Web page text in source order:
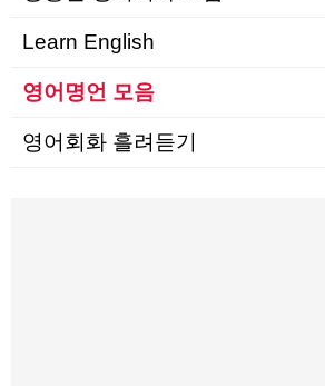
Learn English
영어명언 모음
영어회화 흘려듣기